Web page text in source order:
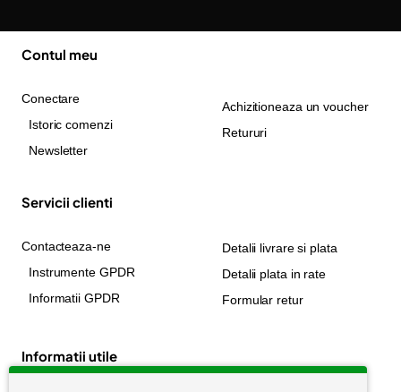
Contul meu
Conectare
Istoric comenzi
Newsletter
Achizitioneaza un voucher
Retururi
Servicii clienti
Contacteaza-ne
Instrumente GPDR
Informatii GPDR
Detalii livrare si plata
Detalii plata in rate
Formular retur
Informatii utile